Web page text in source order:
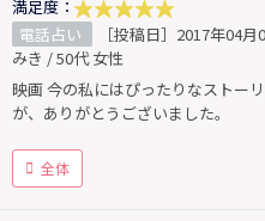
満足度：
電話占い
［投稿日］2017年04月
みき / 50代 女性
映画 今の私にはぴったりなストー
が、ありがとうございました。
全体